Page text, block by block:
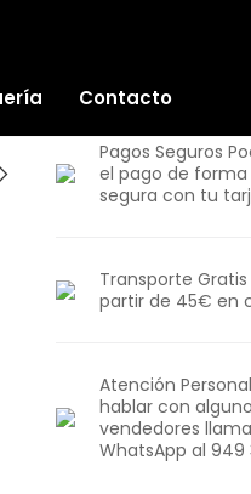
Contacto
Pagos Seguros
el pago de
segura con tu
Transporte
partir de 45€ en
Atención
hablar con
vendedores
WhatsApp al 949